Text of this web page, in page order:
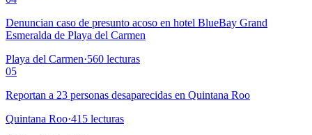
Denuncian caso de presunto acoso en hotel BlueBay Grand
Esmeralda de Playa del Carmen
Playa del Carmen·560 lecturas
05
Reportan a 23 personas desaparecidas en Quintana Roo
Quintana Roo·415 lecturas